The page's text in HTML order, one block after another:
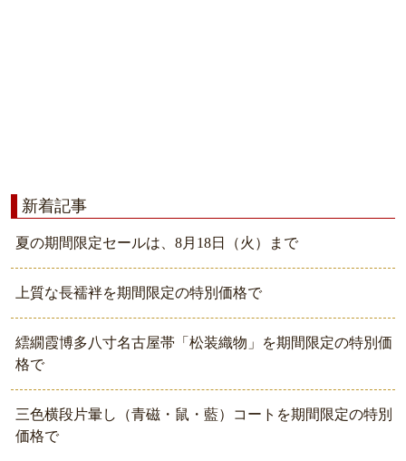
新着記事
夏の期間限定セールは、8月18日（火）まで
上質な長襦袢を期間限定の特別価格で
繧繝霞博多八寸名古屋帯「松装織物」を期間限定の特別価
格で
三色横段片暈し（青磁・鼠・藍）コートを期間限定の特別
価格で